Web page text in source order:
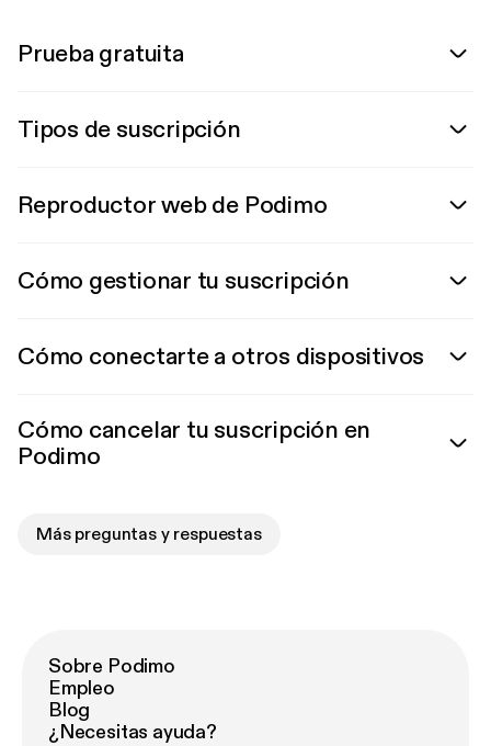
Prueba gratuita
Tipos de suscripción
Reproductor web de Podimo
Cómo gestionar tu suscripción
Cómo conectarte a otros dispositivos
Cómo cancelar tu suscripción en
Podimo
Más preguntas y respuestas
Sobre Podimo
Empleo
Blog
¿Necesitas ayuda?